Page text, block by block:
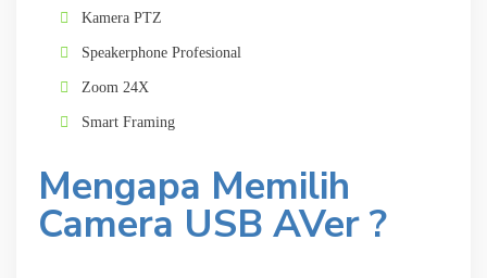
Kamera PTZ
Speakerphone Profesional
Zoom 24X
Smart Framing
Mengapa Memilih
Camera USB AVer ?